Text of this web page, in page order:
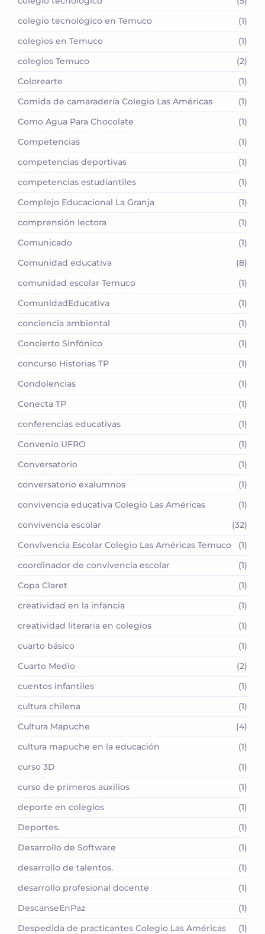
colegio tecnológico en Temuco
(1)
colegios en Temuco
(1)
colegios Temuco
(2)
Colorearte
(1)
Comida de camaradería Colegio Las Américas
(1)
Como Agua Para Chocolate
(1)
Competencias
(1)
competencias deportivas
(1)
competencias estudiantiles
(1)
Complejo Educacional La Granja
(1)
comprensión lectora
(1)
Comunicado
(1)
Comunidad educativa
(8)
comunidad escolar Temuco
(1)
ComunidadEducativa
(1)
conciencia ambiental
(1)
Concierto Sinfónico
(1)
concurso Historias TP
(1)
Condolencias
(1)
Conecta TP
(1)
conferencias educativas
(1)
Convenio UFRO
(1)
Conversatorio
(1)
conversatorio exalumnos
(1)
convivencia educativa Colegio Las Américas
(1)
convivencia escolar
(32)
Convivencia Escolar Colegio Las Américas Temuco
(1)
coordinador de convivencia escolar
(1)
Copa Claret
(1)
creatividad en la infancia
(1)
creatividad literaria en colegios
(1)
cuarto básico
(1)
Cuarto Medio
(2)
cuentos infantiles
(1)
cultura chilena
(1)
Cultura Mapuche
(4)
cultura mapuche en la educación
(1)
curso 3D
(1)
curso de primeros auxilios
(1)
deporte en colegios
(1)
Deportes.
(1)
Desarrollo de Software
(1)
desarrollo de talentos.
(1)
desarrollo profesional docente
(1)
DescanseEnPaz
(1)
Despedida de practicantes Colegio Las Américas
(1)